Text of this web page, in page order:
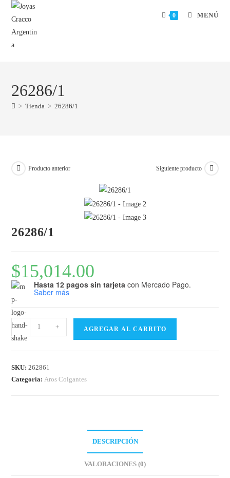
0 MENÚ
26286/1
> Tienda > 26286/1
Producto anterior Siguiente producto
26286/1
$15,014.00
Hasta 12 pagos sin tarjeta con Mercado Pago.
Saber más
- + AGREGAR AL CARRITO
SKU:262861
Categoría: Aros Colgantes
DESCRIPCIÓN
VALORACIONES (0)